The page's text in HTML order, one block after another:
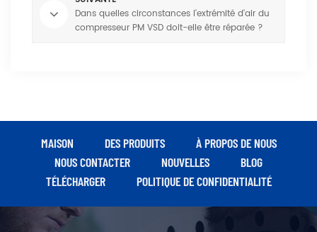
Dans quelles circonstances l'extrémité d'air du
compresseur PM VSD doit-elle être réparée ?
MAISON DES PRODUITS
À PROPOS DE NOUS
NOUS CONTACTER
NOUVELLES
BLOG
TÉLÉCHARGER
POLITIQUE DE CONFIDENTIALITÉ